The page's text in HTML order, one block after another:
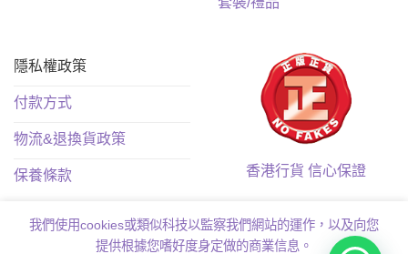
隱私權政策
付款方式
物流&退換貨政策
保養條款 香港行貨 信心保證
我們使用cookies或類似科技以監察我們網站的運作，以及向您
提供根據您嗜好度身定做的商業信息。